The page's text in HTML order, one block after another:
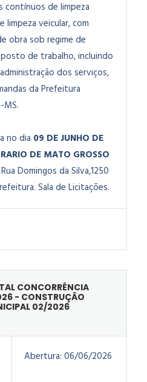
contínuos de limpeza
limpeza veicular, com
obra sob regime de
de trabalho, incluindo
dos serviços,
da Prefeitura
MS.
no dia 09 DE JUNHO DE
DE MATO GROSSO
Domingos da Silva,1250
Sala de Licitações.
CONCORRÊNCIA
- CONSTRUÇÃO
02/2026
Abertura: 06/06/2026